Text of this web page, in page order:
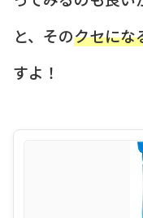
と、そのクセにな
すよ！